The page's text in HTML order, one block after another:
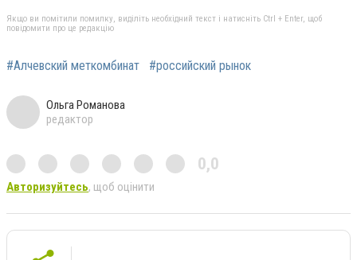
Якщо ви помітили помилку, виділіть необхідний текст і натисніть Ctrl + Enter, щоб
повідомити про це редакцію
#Алчевский меткомбинат #российский рынок
Ольга Романова
редактор
0,0
Авторизуйтесь, щоб оцінити